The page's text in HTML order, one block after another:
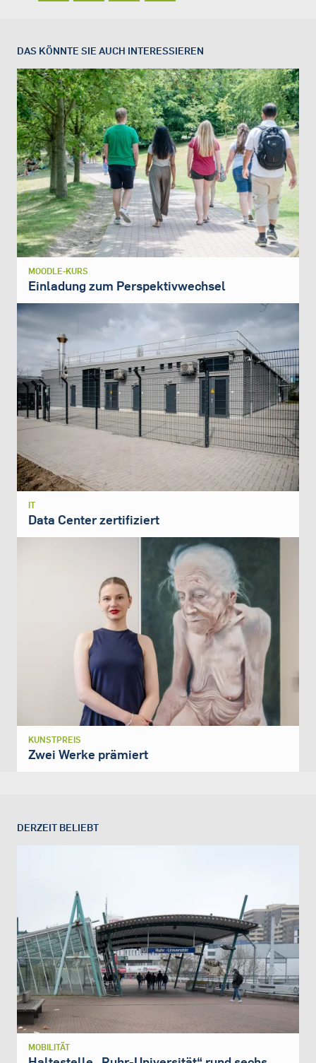
DAS KÖNNTE SIE AUCH INTERESSIEREN
MOODLE-KURS
Einladung zum Perspektivwechsel
IT
Data Center zertifiziert
KUNSTPREIS
Zwei Werke prämiert
DERZEIT BELIEBT
MOBILITÄT